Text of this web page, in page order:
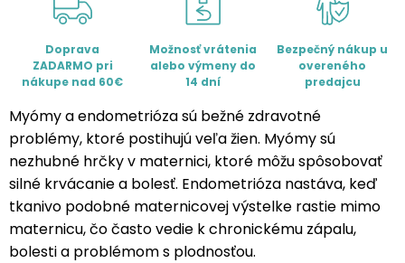
Doprava
ZADARMO pri
nákupe nad 60€
Možnosť vrátenia
alebo výmeny do
14 dní
Bezpečný nákup u
overeného
predajcu
Myómy a endometrióza sú bežné zdravotné
problémy, ktoré postihujú veľa žien. Myómy sú
nezhubné hrčky v maternici, ktoré môžu spôsobovať
silné krvácanie a bolesť. Endometrióza nastáva, keď
tkanivo podobné maternicovej výstelke rastie mimo
maternicu, čo často vedie k chronickému zápalu,
bolesti a problémom s plodnosťou.